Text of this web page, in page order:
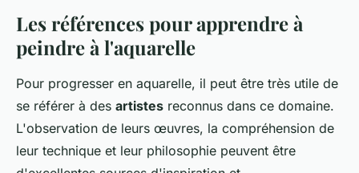
Les références pour apprendre à
peindre à l'aquarelle
Pour progresser en aquarelle, il peut être très utile de
se référer à des artistes reconnus dans ce domaine.
L'observation de leurs œuvres, la compréhension de
leur technique et leur philosophie peuvent être